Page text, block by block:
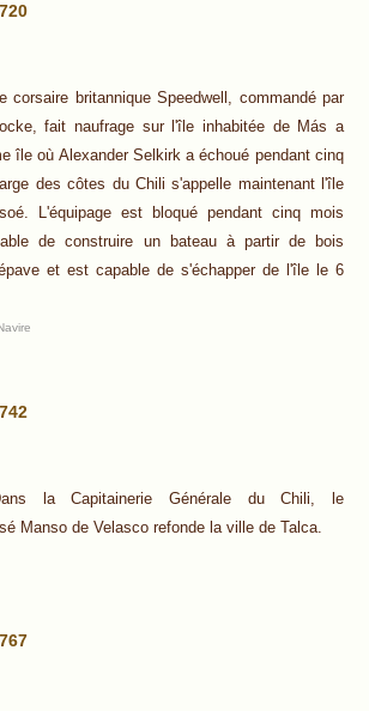
corsaire britannique Speedwell, commandé par
fait naufrage sur l'île inhabitée de Más a
île où Alexander Selkirk a échoué pendant cinq
des côtes du Chili s'appelle maintenant l'île
L'équipage est bloqué pendant cinq mois
de construire un bateau à partir de bois
et est capable de s'échapper de l'île le 6
la Capitainerie Générale du Chili, le
Manso de Velasco refonde la ville de Talca.